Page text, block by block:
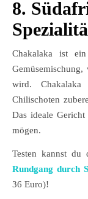
8.
Chakalaka ist
Gemüsemischung,
wird.
Chilischoten
Das ideale
mögen.
Testen kannst du
Rundgang durch
36 Euro)!